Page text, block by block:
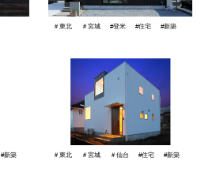
＃東北 ＃宮城 #登米 #住宅 #新築
#新築 ＃東北 ＃宮城 ＃仙台 #住宅 #新築